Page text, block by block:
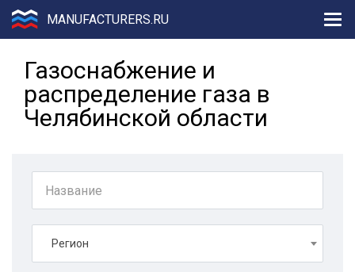
MANUFACTURERS.RU
Газоснабжение и
распределение газа в
Челябинской области
Регион